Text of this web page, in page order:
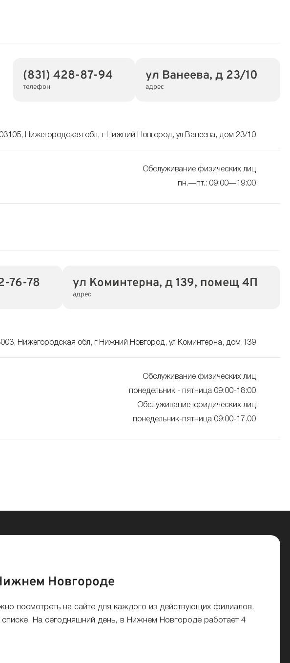
(831) 428-87-94
телефон
ул Ванеева, д 23/10
адрес
Нижегородская обл, г Нижний Новгород, ул Ванеева, дом 23/10
Обслуживание физических лиц
пн.—пт.: 09:00—19:00
76-78 ул Коминтерна, д 139, помещ 4П
адрес
Нижегородская обл, г Нижний Новгород, ул Коминтерна, дом 139
Обслуживание физических лиц
понедельник - пятница 09:00-18:00
Обслуживание юридических лиц
понедельник-пятница 09:00-17.00
Новгороде
посмотреть на сайте для каждого из действующих филиалов.
На сегодняшний день, в Нижнем Новгороде работает 4